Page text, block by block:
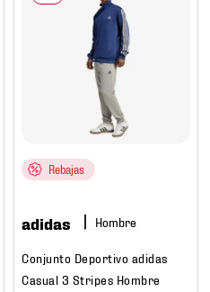
Rebajas
adidas Hombre
Conjunto Deportivo adidas
Casual 3 Stripes Hombre